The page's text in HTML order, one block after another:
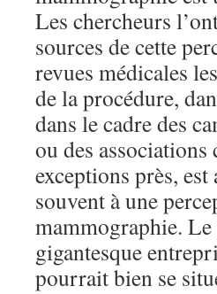
Les chercheurs
sources de cette
revues médicales
de la procédure,
dans le cadre des
ou des associations
exceptions près,
souvent à une
mammographie.
gigantesque
pourrait bien se